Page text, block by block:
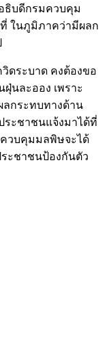
ธิบดีกรมควบคุม
ในภูมิภาคว่ามีผลก
ดระบาด คงต้องขอ
นละออง เพราะ
ลกระทบทางด้าน
ระชาชนแจ้งมาได้ที่
วบคุมมลพิษจะได้
ระชาชนป้องกันตัว